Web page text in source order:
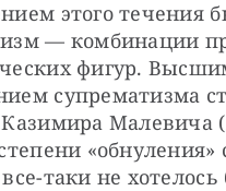
этого течения
— комбинации
фигур.
супрематизма
Малевича
«обнуления»
таки не